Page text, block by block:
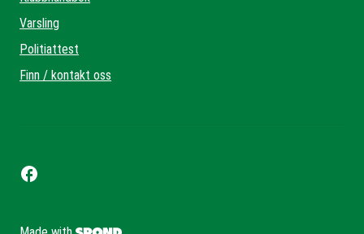
Varsling
Politiattest
Finn / kontakt oss